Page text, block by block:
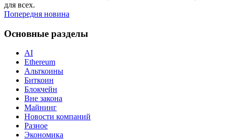
для всех.
Попередня новина
Основные разделы
AI
Ethereum
Альткоины
Биткоин
Блокчейн
Вне закона
Майнинг
Новости компаний
Разное
Экономика